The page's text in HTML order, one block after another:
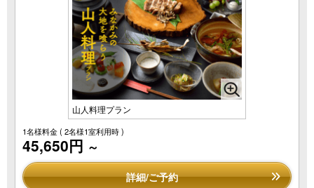
山人料理プラン
1名様料金( 2名様1室利用時 )
45,650円 ～
詳細/ご予約